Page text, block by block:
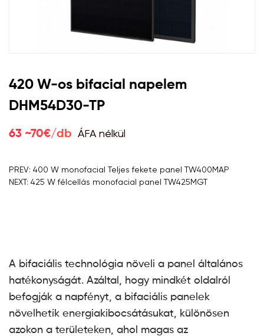
420 W-os bifacial napelem
DHM54D30-TP
63 ~70€/db ÁFA nélkül
PREV: 400 W monofacial Teljes fekete panel TW400MAP
NEXT: 425 W félcellás monofacial panel TW425MGT
A bifaciális technológia növeli a panel általános
hatékonyságát. Azáltal, hogy mindkét oldalról
befogják a napfényt, a bifaciális panelek
növelhetik energiakibocsátásukat, különösen
azokon a területeken, ahol magas az